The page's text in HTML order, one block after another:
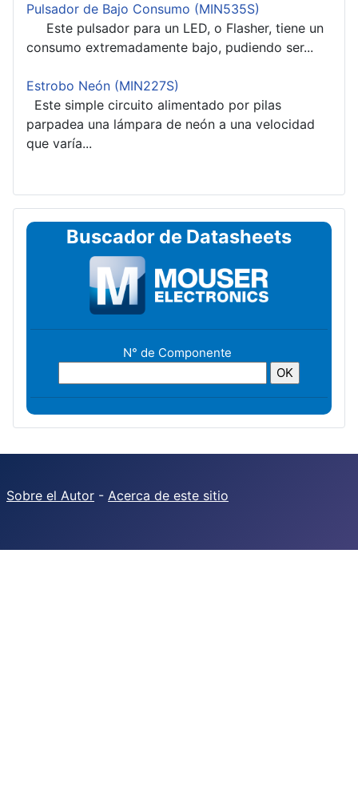
Pulsador de Bajo Consumo (MIN535S)
Este pulsador para un LED, o Flasher, tiene un
consumo extremadamente bajo, pudiendo ser...
Estrobo Neón (MIN227S)
Este simple circuito alimentado por pilas
parpadea una lámpara de neón a una velocidad
que varía...
Buscador de Datasheets
N° de Componente
Sobre el Autor - Acerca de este sitio